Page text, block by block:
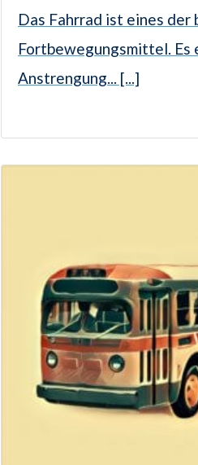
Das Fahrrad ist eines
Fortbewegungsmittel.
Anstrengung... [...]